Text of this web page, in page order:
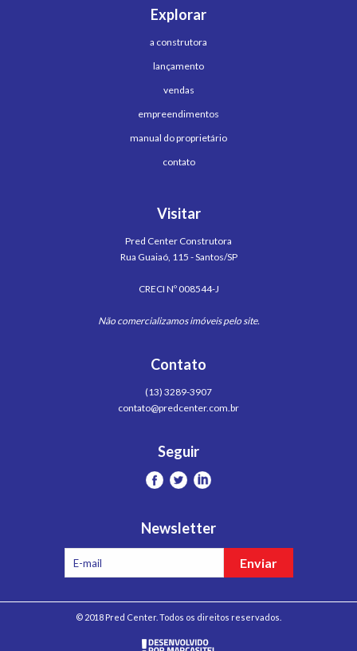
Explorar
a construtora
lançamento
vendas
empreendimentos
manual do proprietário
contato
Visitar
Pred Center Construtora
Rua Guaiaó, 115 - Santos/SP
CRECI Nº 008544-J
Não comercializamos imóveis pelo site.
Contato
(13) 3289-3907
contato@predcenter.com.br
Seguir
Newsletter
© 2018 Pred Center. Todos os direitos reservados.